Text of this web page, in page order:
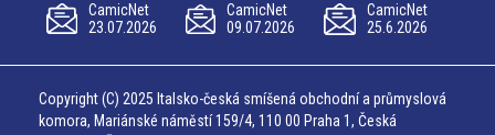
CamicNet
23.07.2026
CamicNet
09.07.2026
CamicNet
25.6.2026
Copyright (C) 2025 Italsko-česká smíšená obchodní a průmyslová
komora, Mariánské náměstí 159/4, 110 00 Praha 1, Česká